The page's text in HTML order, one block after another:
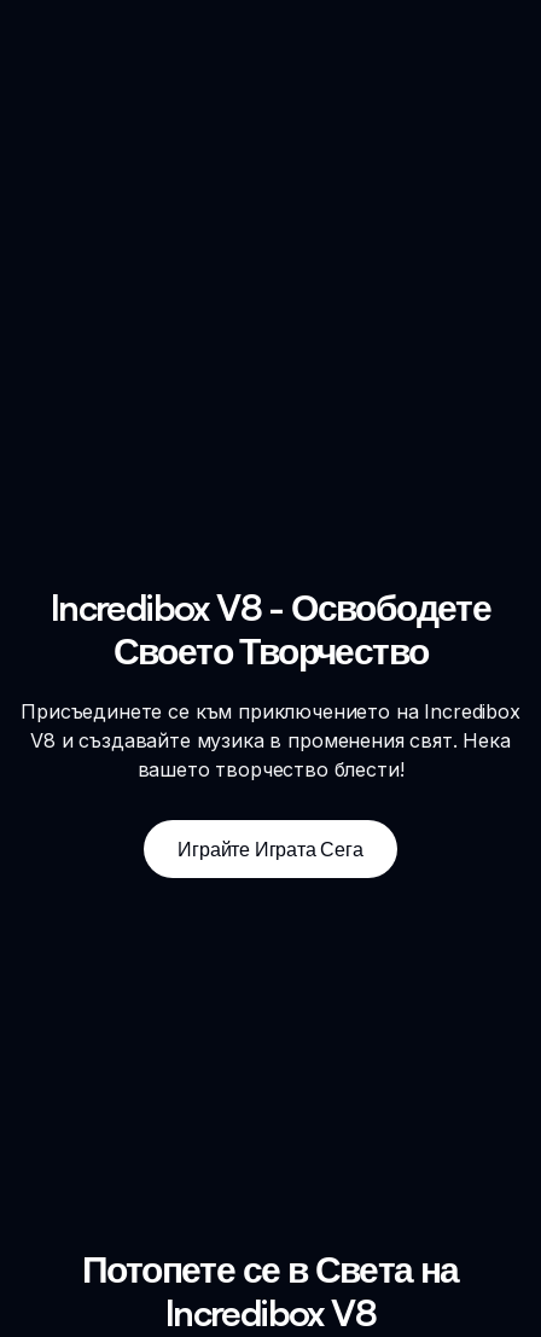
Incredibox V8 - Освободете
Своето Творчество
Присъединете се към приключението на Incredibox
V8 и създавайте музика в променения свят. Нека
вашето творчество блести!
Играйте Играта Сега
Потопете се в Света на
Incredibox V8